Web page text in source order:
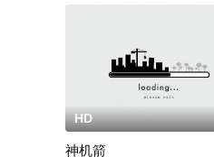
HD
神机箭